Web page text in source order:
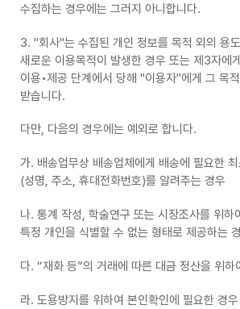
수집하는 경우에는 그러지 아니합니다.
3. "회사"는 수집된 개인 정보를 목적 외의 용
새로운 이용목적이 발생한 경우 또는 제3자에
이용•제공 단계에서 당해 "이용자"에게 그 목
받습니다.
다만, 다음의 경우에는 예외로 합니다.
가. 배송업무상 배송업체에게 배송에 필요한
(성명, 주소, 휴대전화번호)를 알려주는 경우
나. 통계 작성, 학술연구 또는 시장조사를 위하
특정 개인을 식별할 수 없는 형태로 제공하는
다. “재화 등”의 거래에 따른 대금 정산을 위하
라. 도용방지를 위하여 본인확인에 필요한 경우